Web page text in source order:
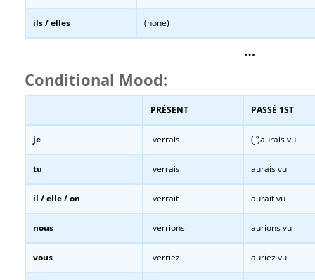
ils / elles (none)
…
Conditional Mood:
PRÉSENT PASSÉ 1ST
je verrais (j’)aurais vu
tu verrais aurais vu
il / elle / on verrait aurait vu
nous verrions aurions vu
vous verriez auriez vu